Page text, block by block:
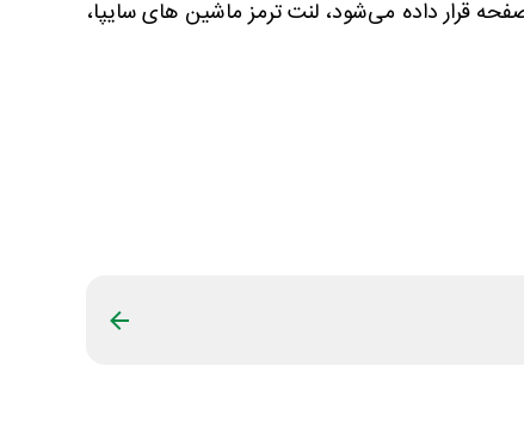
قرار داده می‌شود، لنت ترمز ماشین های سایپا،